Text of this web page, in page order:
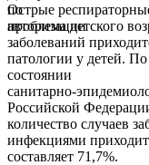
Острые
проблема детского
заболеваний
патологии у детей.
состоянии
санитарно-
Российской
количество случаев
инфекциями
составляет 71,7%.